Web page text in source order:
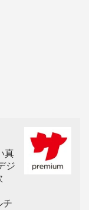
真
ジ
チ